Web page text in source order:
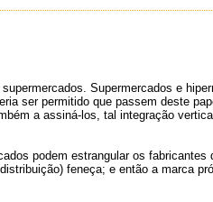
Supermercados e
ser permitido que passem deste
a assiná-los, tal integração
podem estrangular os
feneça; e então a marca